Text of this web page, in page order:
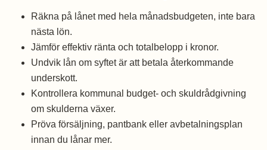
Räkna på lånet med hela månadsbudgeten, inte bara
nästa lön.
Jämför effektiv ränta och totalbelopp i kronor.
Undvik lån om syftet är att betala återkommande
underskott.
Kontrollera kommunal budget- och skuldrådgivning
om skulderna växer.
Pröva försäljning, pantbank eller avbetalningsplan
innan du lånar mer.